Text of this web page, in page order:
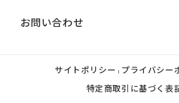
お問い合わせ
サイトポリシー | プライバシー
特定商取引に基づく表